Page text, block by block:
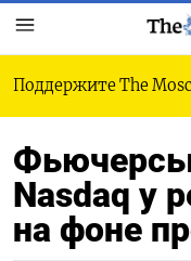
Поддержите The
Фьючерсы
Nasdaq у
на фоне